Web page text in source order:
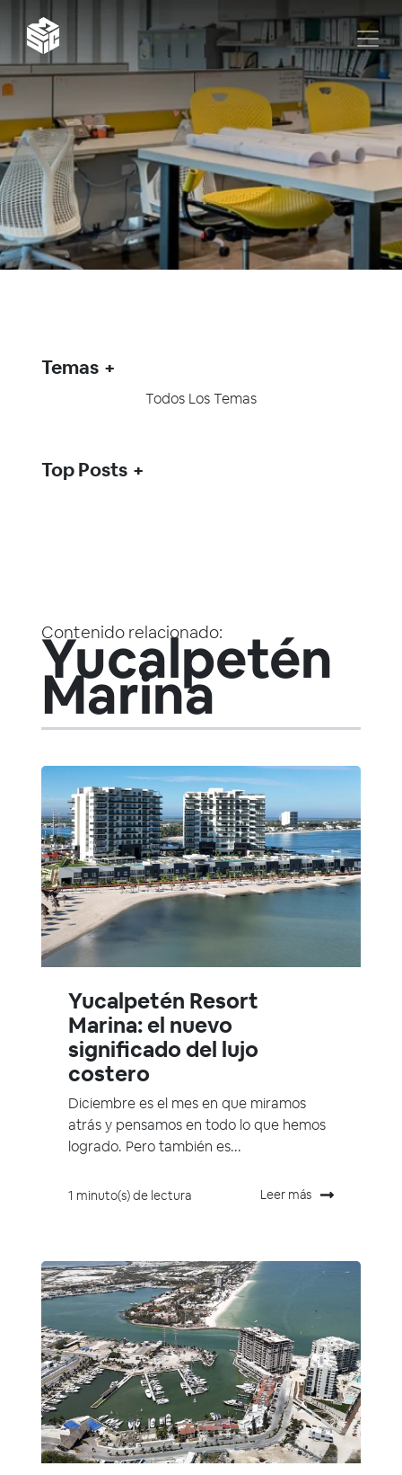
Contenido relacionado:
Yucalpetén
Marina
Yucalpetén Resort
Marina: el nuevo
significado del lujo
costero
Diciembre es el mes en que miramos
atrás y pensamos en todo lo que hemos
logrado. Pero también es...
1 minuto(s) de lectura Leer más
Temas
Todos Los Temas
Top Posts